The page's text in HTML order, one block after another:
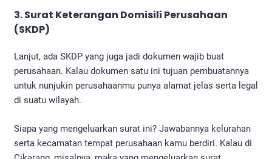
3. Surat Keterangan Domisili Perusahaan
(SKDP)
Lanjut, ada SKDP yang juga jadi dokumen wajib buat
perusahaan. Kalau dokumen satu ini tujuan pembuatannya
untuk nunjukin perusahaanmu punya alamat jelas serta legal
di suatu wilayah.
Siapa yang mengeluarkan surat ini? Jawabannya kelurahan
serta kecamatan tempat perusahaan kamu berdiri. Kalau di